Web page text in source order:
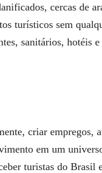
cercas de
turísticos sem
sanitários, hotéis
criar empregos,
em um
turistas do Brasil